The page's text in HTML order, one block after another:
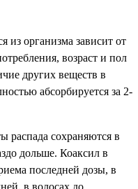
из организма зависит от
возраст и пол
других веществ в
абсорбируется за 2-
распада сохраняются в
дольше. Коаксил в
последней дозы, в